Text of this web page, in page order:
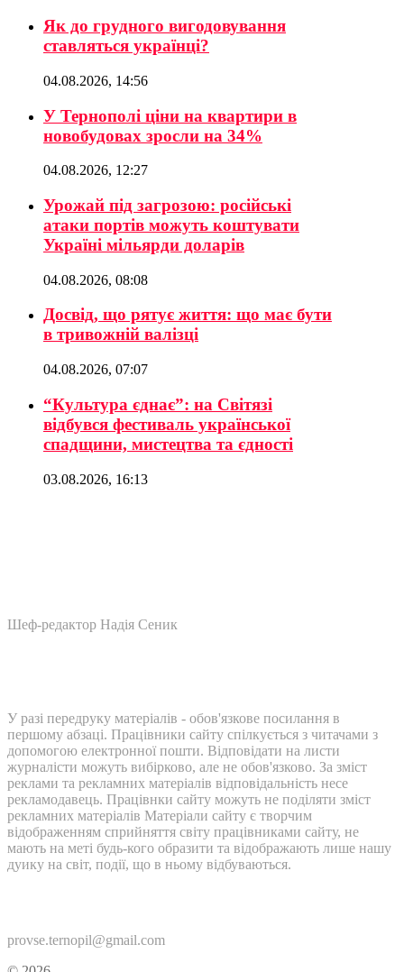
Як до грудного вигодовування
ставляться українці?
04.08.2026, 14:56
У Тернополі ціни на квартири в
новобудовах зросли на 34%
04.08.2026, 12:27
Урожай під загрозою: російські
атаки портів можуть коштувати
Україні мільярди доларів
04.08.2026, 08:08
Досвід, що рятує життя: що має бути
в тривожній валізці
04.08.2026, 07:07
“Культура єднає”: на Світязі
відбувся фестиваль української
спадщини, мистецтва та єдності
03.08.2026, 16:13
Шеф-редактор Надія Сеник
У разі передруку матеріалів - обов'язкове посилання в
першому абзаці. Працівники сайту спілкується з читачами з
допомогою електронної пошти. Відповідати на листи
журналісти можуть вибірково, але не обов'язково. За зміст
реклами та рекламних матеріалів відповідальність несе
рекламодавець. Працівнки сайту можуть не поділяти зміст
рекламних матеріалів Матеріали сайту є творчим
відображенням сприйняття світу працівниками сайту, не
мають на меті будь-кого образити та відображають лише нашу
дуику на світ, події, що в ньому відбуваються.
provse.ternopil@gmail.com